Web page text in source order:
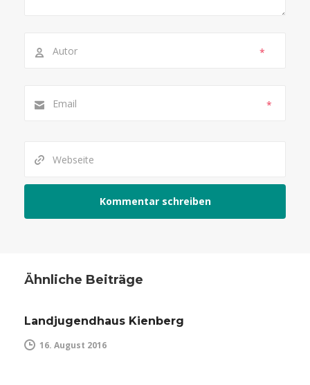
*
*
Ähnliche Beiträge
Landjugendhaus Kienberg
16. August 2016